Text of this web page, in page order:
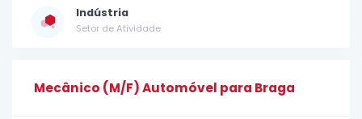
Indústria
Setor de Atividade
Mecânico (M/F) Automóvel para Braga